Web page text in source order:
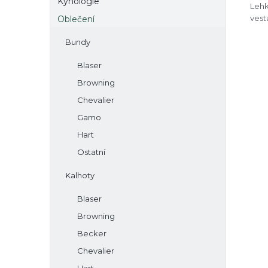
Oblečení
Bundy
Blaser
Browning
Chevalier
Gamo
Hart
Ostatní
Kalhoty
Blaser
Browning
Becker
Chevalier